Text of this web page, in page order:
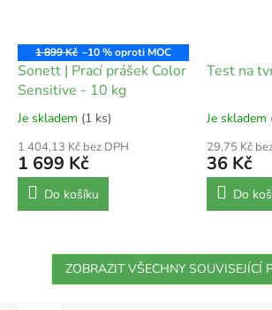
1 899 Kč –10 %
Sonett | Prací prášek Color
Sensitive - 10 kg
Je skladem (1 ks)
1 404,13 Kč bez DPH
1 699 Kč
Do košíku
Test na
Je skladem
29,75 Kč
36 Kč
Do
ZOBRAZIT VŠECHNY SOUVISEJÍCÍ